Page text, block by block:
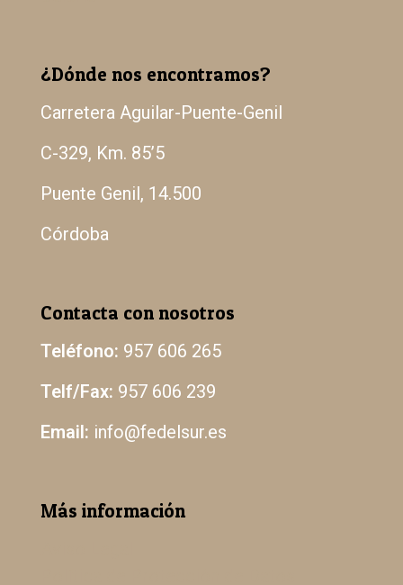
¿Dónde nos encontramos?
Carretera Aguilar-Puente-Genil
C-329, Km. 85’5
Puente Genil, 14.500
Córdoba
Contacta con nosotros
Teléfono: 957 606 265
Telf/Fax: 957 606 239
Email: info@fedelsur.es
Más información